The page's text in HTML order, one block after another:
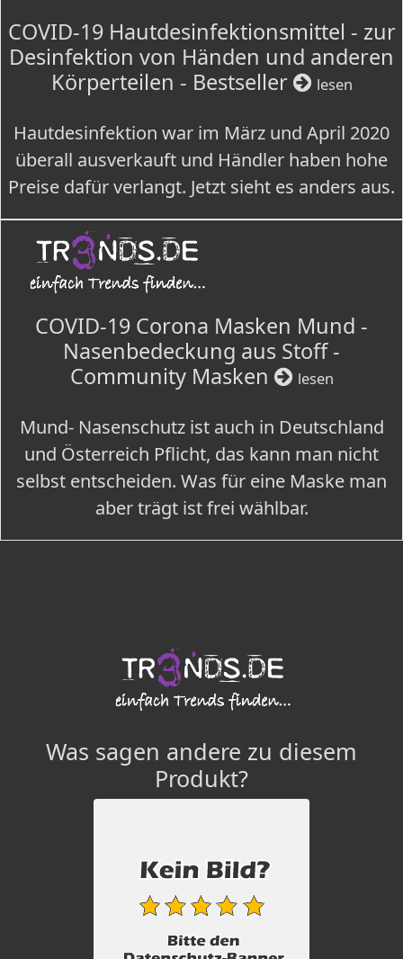
COVID-19 Hautdesinfektionsmittel - zur
Desinfektion von Händen und anderen
Körperteilen - Bestseller
lesen
Hautdesinfektion war im März und April 2020
überall ausverkauft und Händler haben hohe
Preise dafür verlangt. Jetzt sieht es anders aus.
COVID-19 Corona Masken Mund -
Nasenbedeckung aus Stoff -
Community Masken
lesen
Mund- Nasenschutz ist auch in Deutschland
und Österreich Pflicht, das kann man nicht
selbst entscheiden. Was für eine Maske man
aber trägt ist frei wählbar.
Was sagen andere zu diesem
Produkt?